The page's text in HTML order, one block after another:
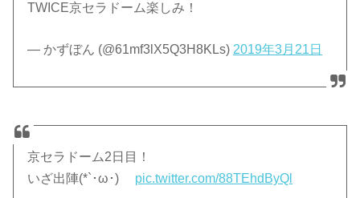
TWICE京セラドーム楽しみ！
— かずぼん (@61mf3lX5Q3H8KLs) 2019年3月21日
京セラドーム2日目！
いざ出陣(*`･ω･)ゞ pic.twitter.com/88TEhdByQl